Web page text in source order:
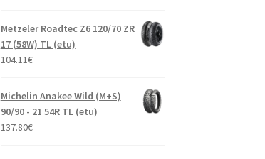
Metzeler Roadtec Z6 120/70 ZR
17 (58W) TL (etu)
104.11€
Michelin Anakee Wild (M+S)
90/90 - 21 54R TL (etu)
137.80€